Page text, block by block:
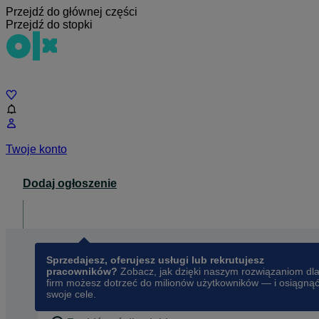
Przejdź do głównej części
Przejdź do stopki
Twoje konto
Dodaj ogłoszenie
Sprzedajesz, oferujesz usługi lub rekrutujesz
pracowników? Zobacz, jak dzięki naszym rozwiązaniom dla
firm możesz dotrzeć do milionów użytkowników — i osiągnąć
swoje cele.